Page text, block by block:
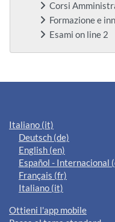
Corsi
Formazione e
Esami on line 2
Blocchi
Italiano ‎(it)‎
Deutsch ‎(de)‎
English ‎(en)‎
Español - Internacional
Français ‎(fr)‎
Italiano ‎(it)‎
Ottieni l'app mobile